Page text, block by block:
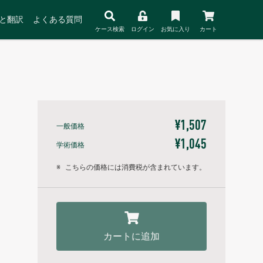
翻訳 よくある質問
ケース検索 ログイン お気に入り カート
一般価格 ¥1,507
学術価格 ¥1,045
※ こちらの価格には消費税が含まれています。
カートに追加